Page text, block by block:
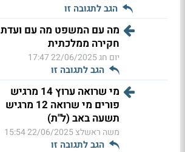
הגב לתגובה זו
מה עם המשפט מה עם ועדת
חקירה ממלכתית
יום חג22/06/2025 17:47
הגב לתגובה זו
מי שרואה ערוץ 14 מרגיש
פורים מי שרואה 12 מרגיש
תשעה באב (ל"ת)
משה ראשלצ22/06/2025 15:54
הגב לתגובה זו